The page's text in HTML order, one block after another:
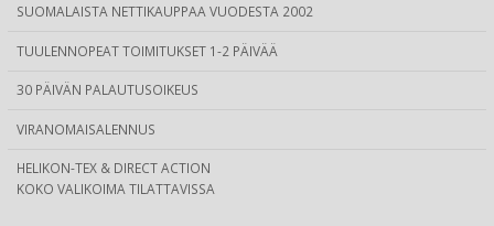
SUOMALAISTA NETTIKAUPPAA VUODESTA 2002
TUULENNOPEAT TOIMITUKSET 1-2 PÄIVÄÄ
30 PÄIVÄN PALAUTUSOIKEUS
VIRANOMAISALENNUS
HELIKON-TEX & DIRECT ACTION
KOKO VALIKOIMA TILATTAVISSA